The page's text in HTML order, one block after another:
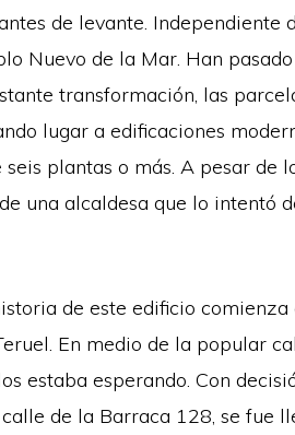
de levante. Independiente
Nuevo de la Mar. Han
transformación, las
lugar a edificaciones
plantas o más. A pesar de
una alcaldesa que lo intentó
de este edificio
En medio de la popular
estaba esperando. Con
de la Barraca 128, se fue